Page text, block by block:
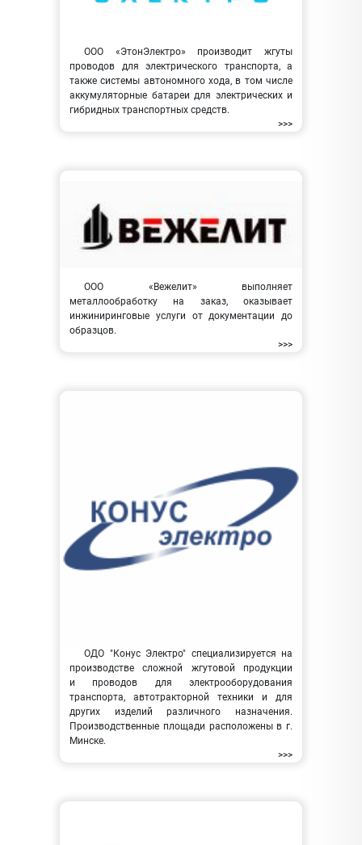
ООО «ЭтонЭлектро» производит жгуты
проводов для электрического транспорта, а
также системы автономного хода, в том числе
аккумуляторные батареи для электрических и
гибридных транспортных средств.
>>>
ООО «Вежелит» выполняет
металлообработку на заказ, оказывает
инжиниринговые услуги от документации до
образцов.
>>>
ОДО "Конус Электро" специализируется на
производстве сложной жгутовой продукции
и проводов для электрооборудования
транспорта, автотракторной техники и для
других изделий различного назначения.
Производственные площади расположены в г.
Минске.
>>>